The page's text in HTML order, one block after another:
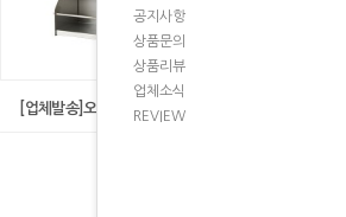
[업체발송]오리스타 스테인레스 마몽드
공지사항
상품문의
상품리뷰
업체소식
REVIEW